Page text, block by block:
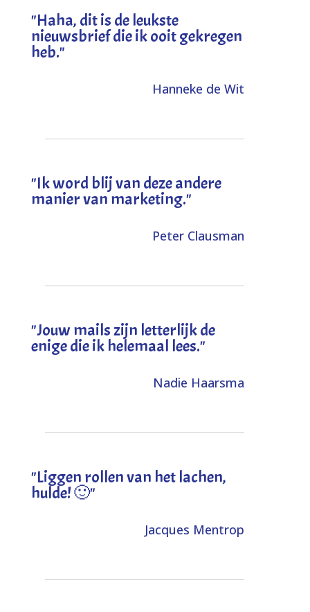
"Haha, dit is de leukste
nieuwsbrief die ik ooit gekregen
heb."
Hanneke de Wit
"Ik word blij van deze andere
manier van marketing."
Peter Clausman
"Jouw mails zijn letterlijk de
enige die ik helemaal lees."
Nadie Haarsma
"Liggen rollen van het lachen,
hulde! 🙂"
Jacques Mentrop